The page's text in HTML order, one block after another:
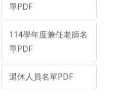
單PDF
114學年度兼任老師名
單PDF
退休人員名單PDF